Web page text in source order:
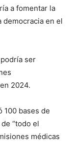
a fomentar la
democracia en el
ser
2024.
100 bases de
“todo el
médicas